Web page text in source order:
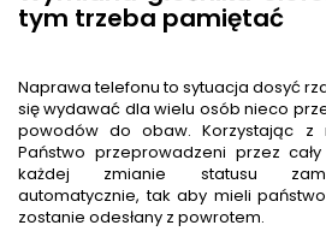
tym trzeba pamiętać
Naprawa telefonu to sytuacja dosyć
się wydawać dla wielu osób nieco
powodów do obaw. Korzystając z
Państwo przeprowadzeni przez
każdej zmianie statusu
automatycznie, tak aby mieli
zostanie odesłany z powrotem.